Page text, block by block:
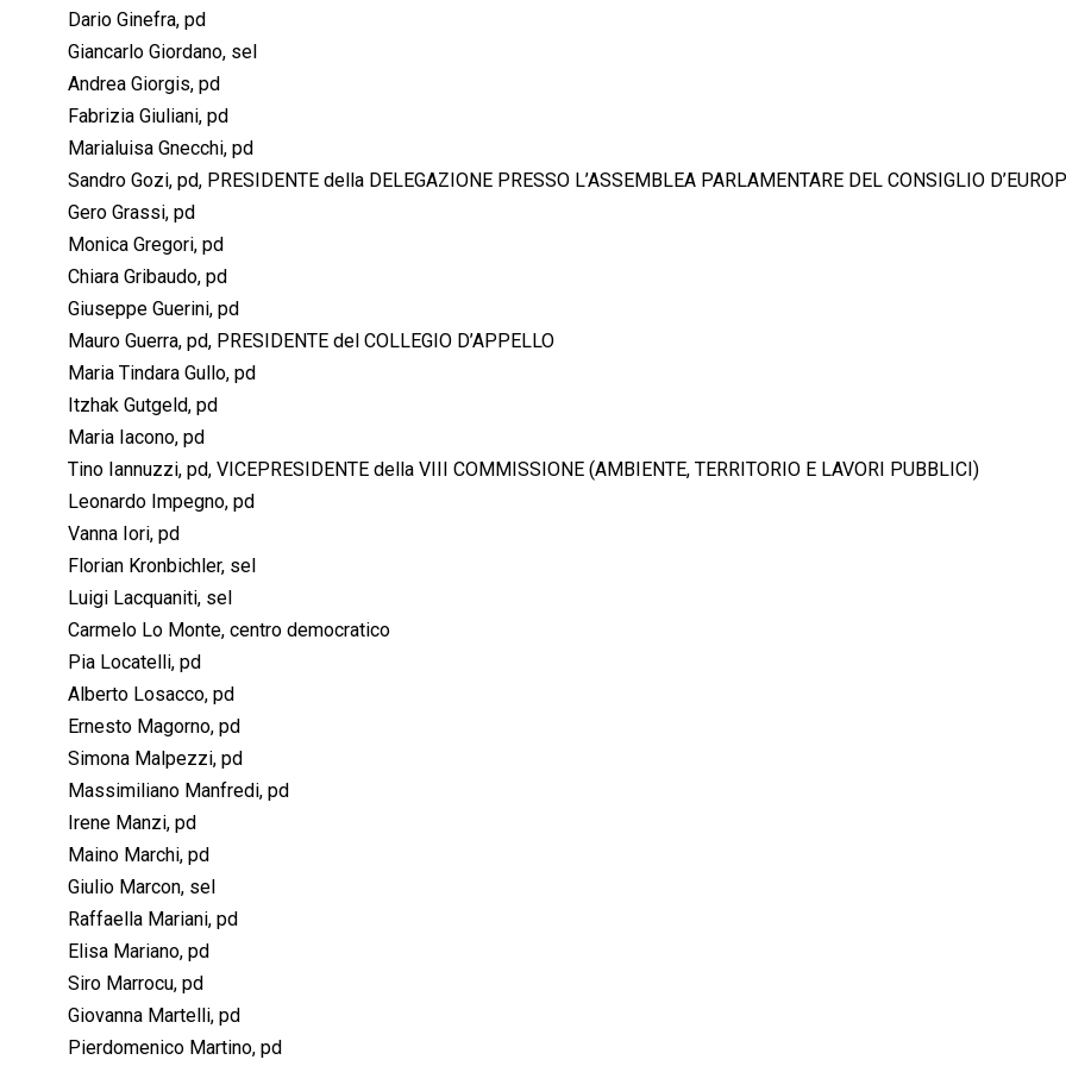
Dario Ginefra, pd
Giancarlo Giordano, sel
Andrea Giorgis, pd
Fabrizia Giuliani, pd
Marialuisa Gnecchi, pd
Sandro Gozi, pd, PRESIDENTE della DELEGAZIONE PRESSO L’ASSEMBLEA PARLAMENTARE DEL CONSIGLIO
Gero Grassi, pd
Monica Gregori, pd
Chiara Gribaudo, pd
Giuseppe Guerini, pd
Mauro Guerra, pd, PRESIDENTE del COLLEGIO D’APPELLO
Maria Tindara Gullo, pd
Itzhak Gutgeld, pd
Maria Iacono, pd
Tino Iannuzzi, pd, VICEPRESIDENTE della VIII COMMISSIONE (AMBIENTE, TERRITORIO E LAVORI PUBBLICI)
Leonardo Impegno, pd
Vanna Iori, pd
Florian Kronbichler, sel
Luigi Lacquaniti, sel
Carmelo Lo Monte, centro democratico
Pia Locatelli, pd
Alberto Losacco, pd
Ernesto Magorno, pd
Simona Malpezzi, pd
Massimiliano Manfredi, pd
Irene Manzi, pd
Maino Marchi, pd
Giulio Marcon, sel
Raffaella Mariani, pd
Elisa Mariano, pd
Siro Marrocu, pd
Giovanna Martelli, pd
Pierdomenico Martino, pd